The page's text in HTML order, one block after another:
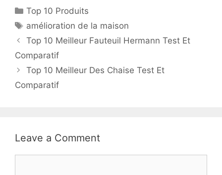
Top 10 Produits
amélioration de la maison
Top 10 Meilleur Fauteuil Hermann Test Et
Comparatif
Top 10 Meilleur Des Chaise Test Et
Comparatif
Leave a Comment